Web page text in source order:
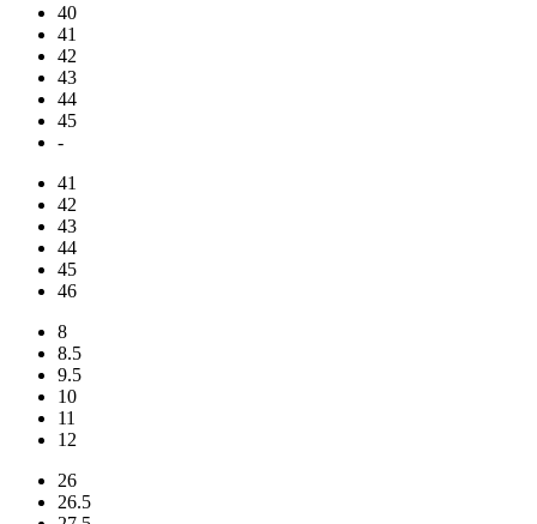
40
41
42
43
44
45
-
41
42
43
44
45
46
8
8.5
9.5
10
11
12
26
26.5